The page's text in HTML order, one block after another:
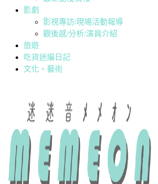
影劇
影視專訪/現場活動報導
觀後感/分析/演員介紹
旅遊
吃貨迷編日記
文化・藝術